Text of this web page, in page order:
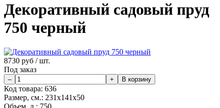
Декоративный садовый пруд
750 черный
8730 руб / шт.
Под заказ
Код товара: 636
Размер, см.: 231х141х50
Объем, л.: 750